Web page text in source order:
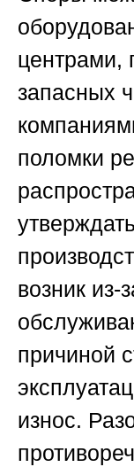
центрами,
запасных
поломки
возник из-
причиной
износ.